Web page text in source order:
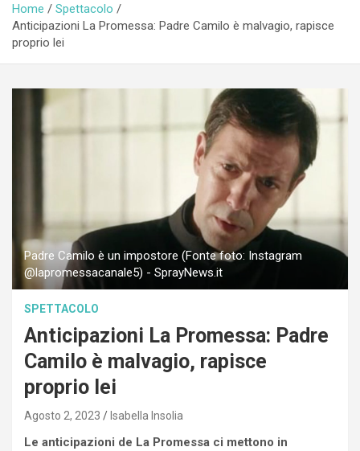
Home
Spettacolo
Anticipazioni La Promessa: Padre Camilo è malvagio, rapisce
proprio lei
Padre Camilo è un impostore (Fonte foto: Instagram
@lapromessacanale5) - SprayNews.it
SPETTACOLO
Anticipazioni La Promessa: Padre
Camilo è malvagio, rapisce
proprio lei
Agosto 2, 2023 Isabella Insolia
Le anticipazioni de La Promessa ci mettono in